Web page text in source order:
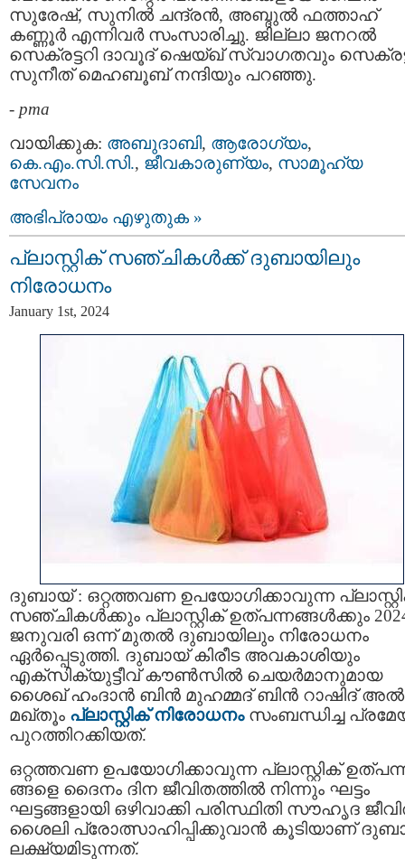
സുരേഷ്, സുനിൽ ചന്ദ്രൻ, അബ്ദുൽ ഫത്താഹ്
കണ്ണൂർ എന്നിവർ സംസാരിച്ചു. ജില്ലാ ജനറൽ
സെക്രട്ടറി ദാവൂദ് ഷെയ്ഖ് സ്വാഗതവും
സുനീത് മെഹബൂബ് നന്ദിയും പറഞ്ഞു.
- pma
വായിക്കുക: അബുദാബി, ആരോഗ്യം,
കെ.എം.സി.സി., ജീവകാരുണ്യം, സാമൂഹ്യ
സേവനം
അഭിപ്രായം എഴുതുക »
പ്ലാസ്റ്റിക് സഞ്ചികൾക്ക് ദുബായിലും
നിരോധനം
January 1st, 2024
ദുബായ് : ഒറ്റത്തവണ ഉപയോഗിക്കാവുന്ന
സഞ്ചികൾക്കും പ്ലാസ്റ്റിക് ഉത്പന്നങ്ങൾക്കും
ജനുവരി ഒന്ന് മുതൽ ദുബായിലും നിരോധനം
ഏർപ്പെടുത്തി. ദുബായ് കിരീട അവകാശിയും
എക്സിക്യുട്ടീവ് കൗൺസിൽ ചെയർമാനുമായ
ശൈഖ് ഹംദാൻ ബിൻ മുഹമ്മദ് ബിൻ റാഷിദ് അൽ
മഖ്‌തൂം പ്ലാസ്റ്റിക് നിരോധനം സംബന്ധിച്ച
പുറത്തിറക്കിയത്.
ഒറ്റത്തവണ ഉപയോഗിക്കാവുന്ന പ്ലാസ്റ്റിക്
ങ്ങളെ ദൈനം ദിന ജീവിതത്തിൽ നിന്നും ഘട്ടം
ഘട്ടങ്ങളായി ഒഴിവാക്കി പരിസ്ഥിതി സൗഹൃദ
ശൈലി പ്രോത്സാഹിപ്പിക്കുവാൻ കൂടിയാണ്
ലക്ഷ്യമിടുന്നത്.